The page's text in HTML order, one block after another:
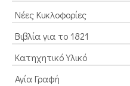
Νέες Κυκλοφορίες
Βιβλία για το 1821
Κατηχητικό Υλικό
Αγία Γραφή